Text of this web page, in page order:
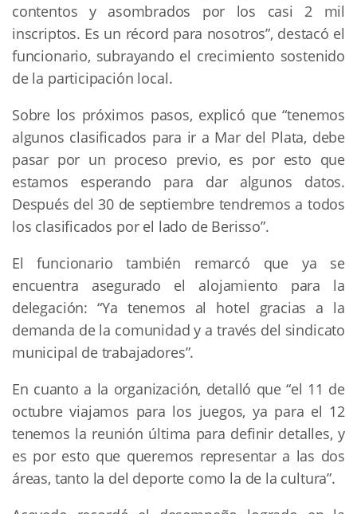
contentos y asombrados por los casi 2 mil
inscriptos. Es un récord para nosotros”, destacó el
funcionario, subrayando el crecimiento sostenido
de la participación local.
Sobre los próximos pasos, explicó que “tenemos
algunos clasificados para ir a Mar del Plata, debe
pasar por un proceso previo, es por esto que
estamos esperando para dar algunos datos.
Después del 30 de septiembre tendremos a todos
los clasificados por el lado de Berisso”.
El funcionario también remarcó que ya se
encuentra asegurado el alojamiento para la
delegación: “Ya tenemos al hotel gracias a la
demanda de la comunidad y a través del sindicato
municipal de trabajadores”.
En cuanto a la organización, detalló que “el 11 de
octubre viajamos para los juegos, ya para el 12
tenemos la reunión última para definir detalles, y
es por esto que queremos representar a las dos
áreas, tanto la del deporte como la de la cultura”.